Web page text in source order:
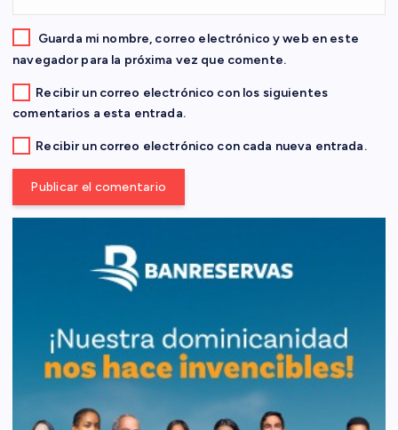
a
d
a
s
Guarda mi nombre, correo electrónico y web en este
navegador para la próxima vez que comente.
Recibir un correo electrónico con los siguientes
comentarios a esta entrada.
Recibir un correo electrónico con cada nueva entrada.